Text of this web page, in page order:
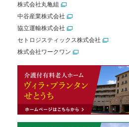
株式会社丸亀組
中谷産業株式会社
協立運輸株式会社
セトロジスティックス株式会社
株式会社ワークワン